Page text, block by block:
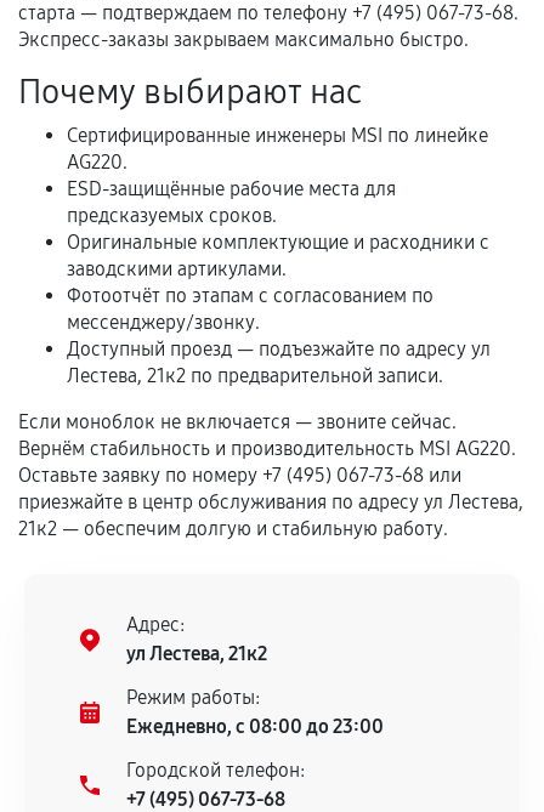
Самостоятельный ремонт или вмешательство
третьих лиц.
Естественный износ деталей, если иное не
Обращение после окончания гарантийного
срока.
Программные сбои, если это не указано в
отдельных условиях.
Если комплектующие куплены
самостоятельно
Гарантия на выполненные работы может
сохраняться полностью или частично, если
соблюдены следующие условия:
Предоставленные детали подходят по
Установка была выполнена нашим сервисным
центром.
При этом гарантия на сами комплектующие
остается на стороне производителя или
сервисный центр ответственности не несет.
старта — подтверждаем по телефону +7 (495) 067-73-68.
Экспресс-заказы закрываем максимально быстро.
Почему выбирают нас
Сертифицированные инженеры MSI по линейке
AG220.
ESD-защищённые рабочие места для
предсказуемых сроков.
Оригинальные комплектующие и расходники с
заводскими артикулами.
Фотоотчёт по этапам с согласованием по
мессенджеру/звонку.
Доступный проезд — подъезжайте по адресу ул
Лестева, 21к2 по предварительной записи.
Если моноблок не включается — звоните сейчас.
Вернём стабильность и производительность MSI AG220.
Оставьте заявку по номеру +7 (495) 067-73-68 или
приезжайте в центр обслуживания по адресу ул Лестева,
21к2 — обеспечим долгую и стабильную работу.
Адрес:
ул Лестева, 21к2
Режим работы:
Ежедневно, с 08:00 до 23:00
Городской телефон:
+7 (495) 067-73-68